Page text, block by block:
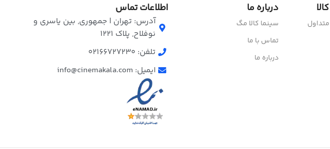
درباره ما
سینما کالا مگ
تماس با ما
درباره ما
اطلاعات تماس
آدرس: تهران | جمهوری, بین یاسری و
نوفلاح, پلاک ۱۲۲۱
تلفن: 02166727230
ایمیل: info@cinemakala.com